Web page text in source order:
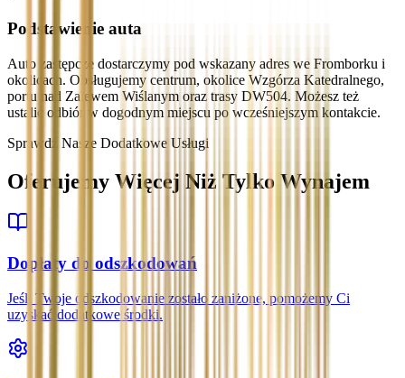
Podstawienie auta
Auto zastępcze dostarczymy pod wskazany adres we Fromborku i
okolicach. Obsługujemy centrum, okolice Wzgórza Katedralnego,
portu nad Zalewem Wiślanym oraz trasy DW504. Możesz też
ustalić odbiór w dogodnym miejscu po wcześniejszym kontakcie.
Sprawdź Nasze Dodatkowe Usługi
Oferujemy Więcej Niż Tylko Wynajem
Dopłaty do odszkodowań
Jeśli Twoje odszkodowanie zostało zaniżone, pomożemy Ci
uzyskać dodatkowe środki.